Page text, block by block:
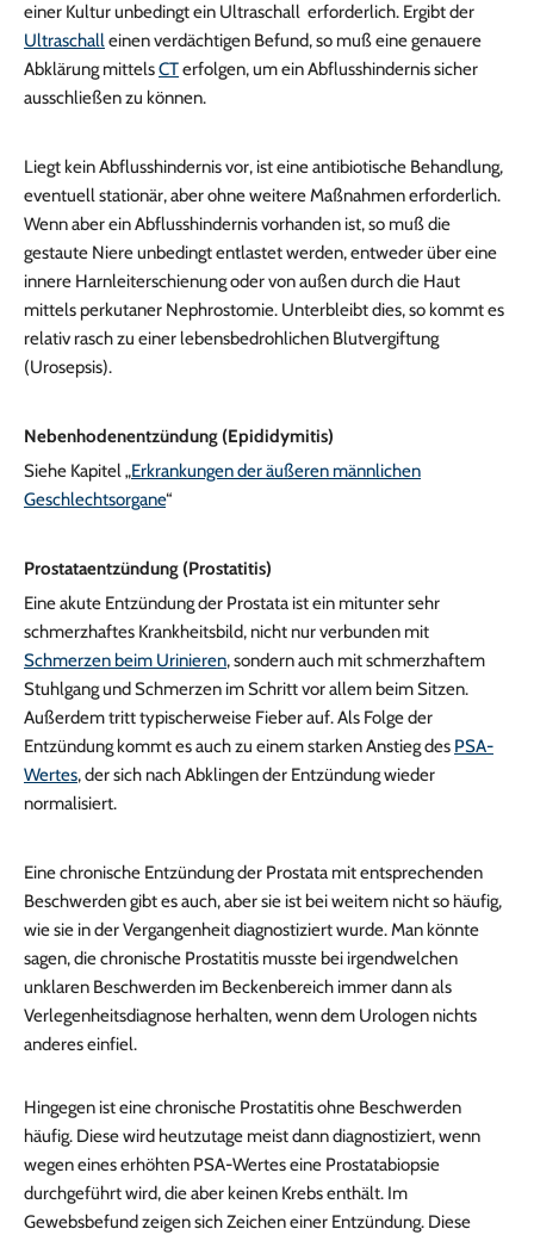
einer Kultur unbedingt ein Ultraschall erforderlich. Ergibt der
Ultraschalleinen verdächtigen Befund, so muß eine genauere
Abklärung mittelsCTerfolgen, um ein Abflusshindernis sicher
ausschließen zu können.
Liegt kein Abflusshindernis vor, ist eine antibiotische Behandlung,
eventuell stationär, aber ohne weitere Maßnahmen erforderlich.
Wenn aber ein Abflusshindernis vorhanden ist, so muß die
gestaute Niere unbedingt entlastet werden, entweder über eine
innere Harnleiterschienung oder von außen durch die Haut
mittels perkutaner Nephrostomie. Unterbleibt dies, so kommt es
relativ rasch zu einer lebensbedrohlichen Blutvergiftung
(Urosepsis).
Nebenhodenentzündung (Epididymitis)
Siehe Kapitel „Erkrankungen der äußeren männlichen
Geschlechtsorgane“
Prostataentzündung (Prostatitis)
Eine akute Entzündung der Prostata ist ein mitunter sehr
schmerzhaftes Krankheitsbild, nicht nur verbunden mit
Schmerzen beim Urinieren, sondern auch mit schmerzhaftem
Stuhlgang und Schmerzen im Schritt vor allem beim Sitzen.
Außerdem tritt typischerweise Fieber auf. Als Folge der
Entzündung kommt es auch zu einem starken Anstieg des PSA-
Wertes, der sich nach Abklingen der Entzündung wieder
normalisiert.
Eine chronische Entzündung der Prostata mit entsprechenden
Beschwerden gibt es auch, aber sie ist bei weitem nicht so häufig,
wie sie in der Vergangenheit diagnostiziert wurde. Man könnte
sagen, die chronische Prostatitis musste bei irgendwelchen
unklaren Beschwerden im Beckenbereich immer dann als
Verlegenheitsdiagnose herhalten, wenn dem Urologen nichts
anderes einfiel.
Hingegen ist eine chronische Prostatitis ohne Beschwerden
häufig. Diese wird heutzutage meist dann diagnostiziert, wenn
wegen eines erhöhten PSA-Wertes eine Prostatabiopsie
durchgeführt wird, die aber keinen Krebs enthält. Im
Gewebsbefund zeigen sich Zeichen einer Entzündung. Diese